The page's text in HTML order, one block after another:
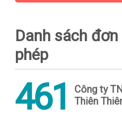
Danh sách
phép
461
Công ty
Thiên